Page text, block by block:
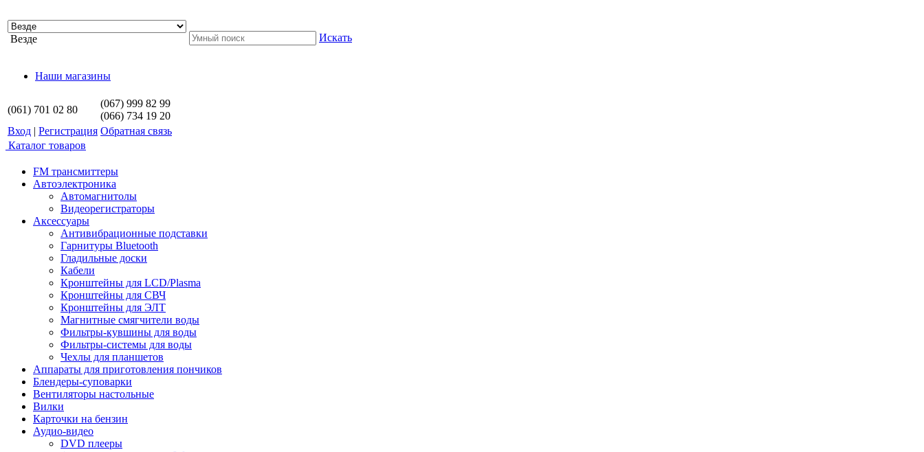
Везде Искать
Наши магазины
(061) 701 02 80
(067) 999 82 99
(066) 734 19 20
Вход | Регистрация Обратная связь
Каталог товаров
FM трансмиттеры
Автоэлектроника
Автомагнитолы
Видеорегистраторы
Аксессуары
Антивибрационные подставки
Гарнитуры Bluetooth
Гладильные доски
Кабели
Кронштейны для LCD/Plasma
Кронштейны для СВЧ
Кронштейны для ЭЛТ
Магнитные смягчители воды
Фильтры-кувшины для воды
Фильтры-системы для воды
Чехлы для планшетов
Аппараты для приготовления пончиков
Блендеры-суповарки
Вентиляторы настольные
Вилки
Карточки на бензин
Аудио-видео
DVD плееры